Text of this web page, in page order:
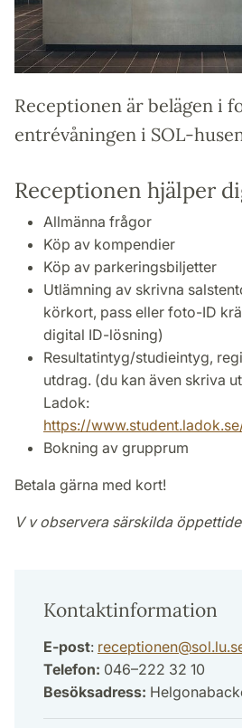
Receptionen är belägen i
entrévåningen i SOL-
Receptionen hjälper
Allmänna frågor
Köp av kompendier
Köp av parkeringsbiljetter
Utlämning av skrivna
körkort, pass eller foto-ID
digital ID-lösning)
Resultatintyg/studieintyg,
utdrag. (du kan även skriva
Ladok:
https://
Bokning av grupprum
Betala gärna med kort!
V v observera särskilda
Kontaktinformation
E-post: receptionen@sol.lu.
Telefon: 046–222 32 10
Besöksadress: